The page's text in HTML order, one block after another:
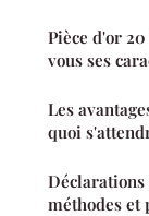
Pièce d'or
vous ses
Les
quoi
Déclarations
méthodes